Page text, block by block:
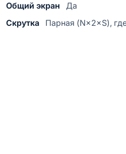
Общий экран
Да
Скрутка
Парная (N×2×S),